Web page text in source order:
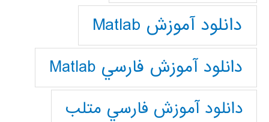
دانلود آموزش Matlab
دانلود آموزش فارسي Matlab
دانلود آموزش فارسي متلب